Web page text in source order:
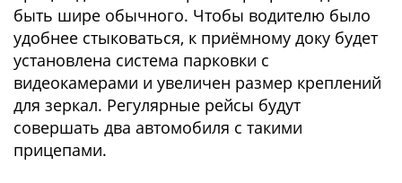
быть шире обычного. Чтобы водителю было
удобнее стыковаться, к приёмному доку будет
установлена система парковки с
видеокамерами и увеличен размер креплений
для зеркал. Регулярные рейсы будут
совершать два автомобиля с такими
прицепами.